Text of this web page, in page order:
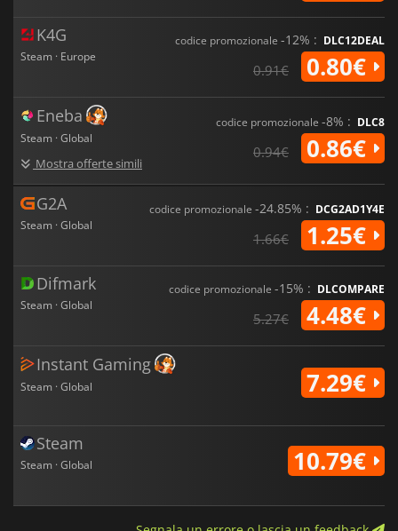
K4G
Steam · Europe
codice promozionale -12% : DLC12DEAL
0.91€ 0.80€
Eneba
Steam · Global
Mostra offerte simili
codice promozionale -8% : DLC8
0.94€ 0.86€
G2A
Steam · Global
codice promozionale -24.85% : DCG2AD1Y4E
1.66€ 1.25€
Difmark
Steam · Global
codice promozionale -15% : DLCOMPARE
5.27€ 4.48€
Instant Gaming
Steam · Global 7.29€
Steam
Steam · Global 10.79€